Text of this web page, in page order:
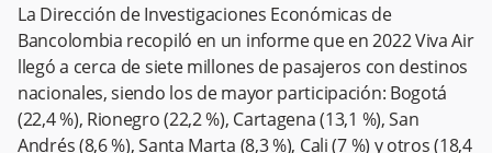
La Dirección de Investigaciones Económicas de
Bancolombia recopiló en un informe que en 2022 Viva Air
llegó a cerca de siete millones de pasajeros con destinos
nacionales, siendo los de mayor participación: Bogotá
(22,4 %), Rionegro (22,2 %), Cartagena (13,1 %), San
Andrés (8,6 %), Santa Marta (8,3 %), Cali (7 %) y otros (18,4